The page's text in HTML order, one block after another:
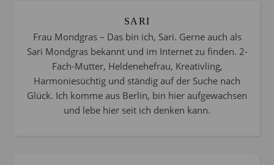
SARI
Frau Mondgras – Das bin ich, Sari. Gerne auch als
Sari Mondgras bekannt und im Internet zu finden. 2-
Fach-Mutter, Heldenehefrau, Kreativling,
Harmoniesüchtig und ständig auf der Suche nach
Glück. Ich komme aus Berlin, bin hier aufgewachsen
und lebe hier seit ich denken kann.